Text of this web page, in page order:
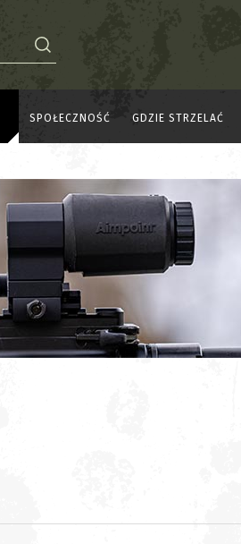
SPOŁECZNOŚĆ GDZIE STRZELAĆ